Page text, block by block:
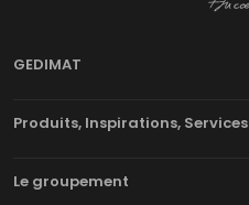
GEDIMAT
Produits, Inspirations, Services
Le groupement